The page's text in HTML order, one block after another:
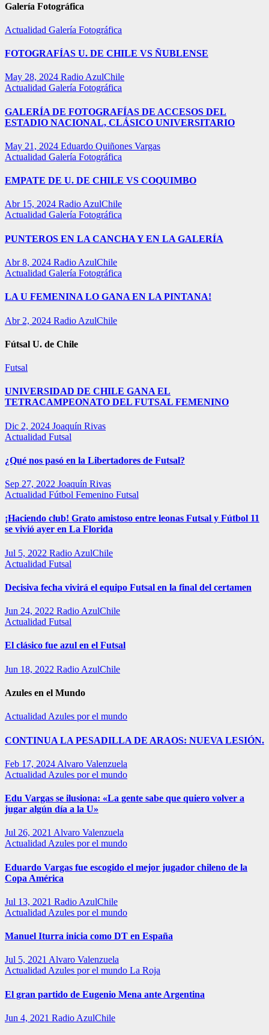
Galería Fotográfica
Actualidad Galería Fotográfica
FOTOGRAFÍAS U. DE CHILE VS ÑUBLENSE
May 28, 2024 Radio AzulChile
Actualidad Galería Fotográfica
GALERÍA DE FOTOGRAFÍAS DE ACCESOS DEL
ESTADIO NACIONAL, CLÁSICO UNIVERSITARIO
May 21, 2024 Eduardo Quiñones Vargas
Actualidad Galería Fotográfica
EMPATE DE U. DE CHILE VS COQUIMBO
Abr 15, 2024 Radio AzulChile
Actualidad Galería Fotográfica
PUNTEROS EN LA CANCHA Y EN LA GALERÍA
Abr 8, 2024 Radio AzulChile
Actualidad Galería Fotográfica
LA U FEMENINA LO GANA EN LA PINTANA!
Abr 2, 2024 Radio AzulChile
Fútsal U. de Chile
Futsal
UNIVERSIDAD DE CHILE GANA EL
TETRACAMPEONATO DEL FUTSAL FEMENINO
Dic 2, 2024 Joaquín Rivas
Actualidad Futsal
¿Qué nos pasó en la Libertadores de Futsal?
Sep 27, 2022 Joaquín Rivas
Actualidad Fútbol Femenino Futsal
¡Haciendo club! Grato amistoso entre leonas Futsal y Fútbol 11
se vivió ayer en La Florida
Jul 5, 2022 Radio AzulChile
Actualidad Futsal
Decisiva fecha vivirá el equipo Futsal en la final del certamen
Jun 24, 2022 Radio AzulChile
Actualidad Futsal
El clásico fue azul en el Futsal
Jun 18, 2022 Radio AzulChile
Azules en el Mundo
Actualidad Azules por el mundo
CONTINUA LA PESADILLA DE ARAOS: NUEVA LESIÓN.
Feb 17, 2024 Alvaro Valenzuela
Actualidad Azules por el mundo
Edu Vargas se ilusiona: «La gente sabe que quiero volver a
jugar algún día a la U»
Jul 26, 2021 Alvaro Valenzuela
Actualidad Azules por el mundo
Eduardo Vargas fue escogido el mejor jugador chileno de la
Copa América
Jul 13, 2021 Radio AzulChile
Actualidad Azules por el mundo
Manuel Iturra inicia como DT en España
Jul 5, 2021 Alvaro Valenzuela
Actualidad Azules por el mundo La Roja
El gran partido de Eugenio Mena ante Argentina
Jun 4, 2021 Radio AzulChile